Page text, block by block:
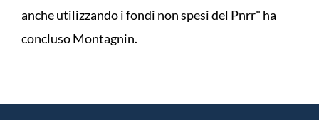
anche utilizzando i fondi non spesi del Pnrr" ha
concluso Montagnin.